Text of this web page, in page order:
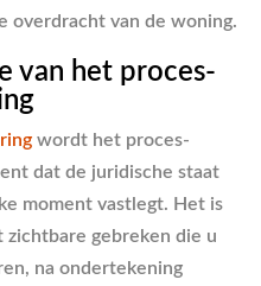
overdracht van de woning.
van het proces-
wordt het proces-
dat de juridische staat
moment vastlegt. Het is
gebreken die u
na ondertekening